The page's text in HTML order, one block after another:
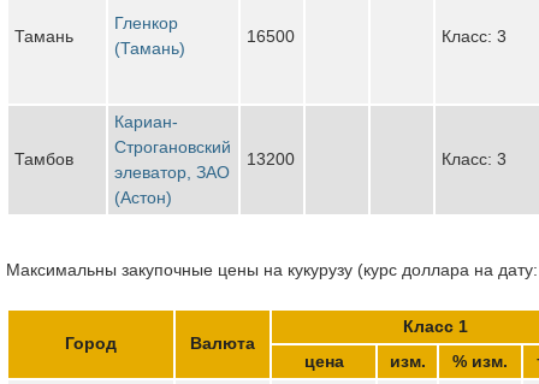
Тамань
Гленкор
(Тамань)
16500 Класс: 3
Тамбов
Кариан-
Строгановский
элеватор, ЗАО
(Астон)
13200 Класс: 3
Максимальны закупочные цены на кукурузу (курс доллара на
Город Валюта
Класс 1
цена
изм. % изм.